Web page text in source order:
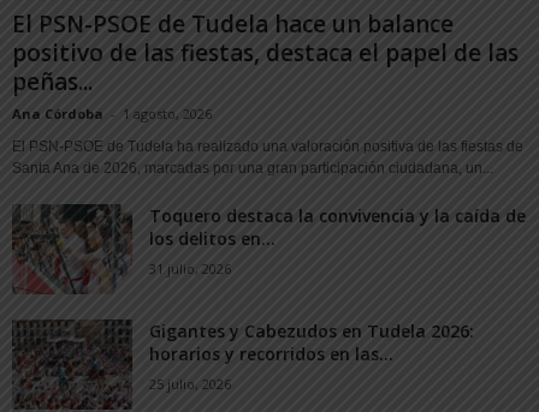
El PSN-PSOE de Tudela hace un balance
positivo de las fiestas, destaca el papel de las
peñas...
Ana Córdoba - 1 agosto, 2026
El PSN-PSOE de Tudela ha realizado una valoración positiva de las fiestas de
Santa Ana de 2026, marcadas por una gran participación ciudadana, un...
Toquero destaca la convivencia y la caída de
los delitos en...
31 julio, 2026
Gigantes y Cabezudos en Tudela 2026:
horarios y recorridos en las...
25 julio, 2026